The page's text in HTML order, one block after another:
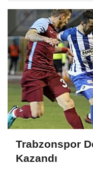
Trabzonspor
Kazandı